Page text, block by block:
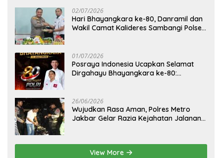
02/07/2026
Hari Bhayangkara ke-80, Danramil dan
Wakil Camat Kalideres Sambangi Polsek
01/07/2026
Posraya Indonesia Ucapkan Selamat
Dirgahayu Bhayangkara ke-80:
26/06/2026
Wujudkan Rasa Aman, Polres Metro
Jakbar Gelar Razia Kejahatan Jalanan
View More